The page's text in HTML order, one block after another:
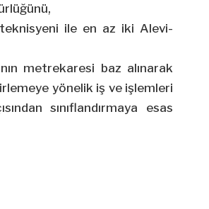
ile en az iki Alevi-
metrekaresi baz alınarak
yönelik iş ve işlemleri
sınıflandırmaya esas